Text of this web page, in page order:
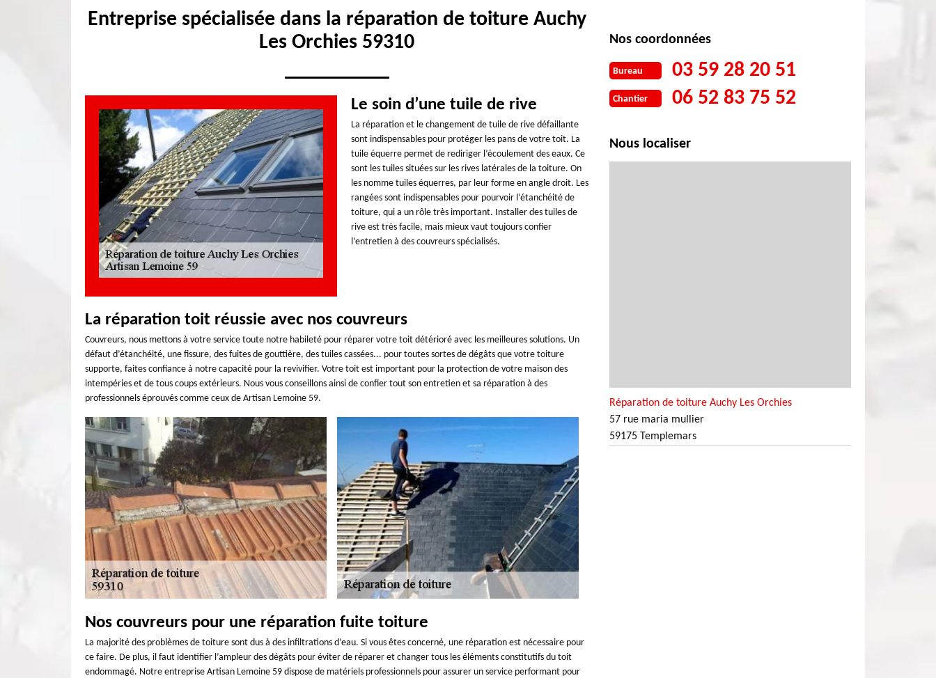
Entreprise spécialisée dans la réparation de toiture Auchy
Les Orchies 59310
Le soin d’une tuile de rive
La réparation et le changement de tuile de rive défaillante
sont indispensables pour protéger les pans de votre toit. La
tuile équerre permet de rediriger l’écoulement des eaux. Ce
sont les tuiles situées sur les rives latérales de la toiture. On
les nomme tuiles équerres, par leur forme en angle droit. Les
rangées sont indispensables pour pourvoir l’étanchéité de
toiture, qui a un rôle très important. Installer des tuiles de
rive est très facile, mais mieux vaut toujours confier
l’entretien à des couvreurs spécialisés.
La réparation toit réussie avec nos couvreurs
Couvreurs, nous mettons à votre service toute notre habileté pour réparer votre toit détérioré avec les meilleures solutions. Un
défaut d’étanchéité, une fissure, des fuites de gouttière, des tuiles cassées... pour toutes sortes de dégâts que votre toiture
supporte, faites confiance à notre capacité pour la revivifier. Votre toit est important pour la protection de votre maison des
intempéries et de tous coups extérieurs. Nous vous conseillons ainsi de confier tout son entretien et sa réparation à des
professionnels éprouvés comme ceux de Artisan Lemoine 59.
Nos couvreurs pour une réparation fuite toiture
La majorité des problèmes de toiture sont dus à des infiltrations d’eau. Si vous êtes concerné, une réparation est nécessaire pour
ce faire. De plus, il faut identifier l’ampleur des dégâts pour éviter de réparer et changer tous les éléments constitutifs du toit
endommagé. Notre entreprise Artisan Lemoine 59 dispose de matériels professionnels pour assurer un service performant pour
Nos coordonnées
Bureau 03 59 28 20 51
Chantier 06 52 83 75 52
Nous localiser
Réparation de toiture Auchy Les Orchies
57 rue maria mullier
59175 Templemars